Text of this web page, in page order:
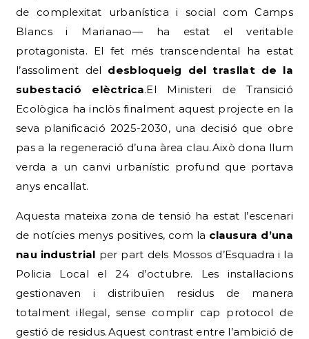
de complexitat urbanística i social com Camps
Blancs i Marianao— ha estat el veritable
protagonista. El fet més transcendental ha estat
l’assoliment del desbloqueig del trasllat de la
subestació elèctrica.El Ministeri de Transició
Ecològica ha inclòs finalment aquest projecte en la
seva planificació 2025-2030, una decisió que obre
pas a la regeneració d’una àrea clau.Això dona llum
verda a un canvi urbanístic profund que portava
anys encallat.
Aquesta mateixa zona de tensió ha estat l’escenari
de notícies menys positives, com la clausura d’una
nau industrial per part dels Mossos d’Esquadra i la
Policia Local el 24 d’octubre. Les instal·lacions
gestionaven i distribuïen residus de manera
totalment il·legal, sense complir cap protocol de
gestió de residus.Aquest contrast entre l’ambició de